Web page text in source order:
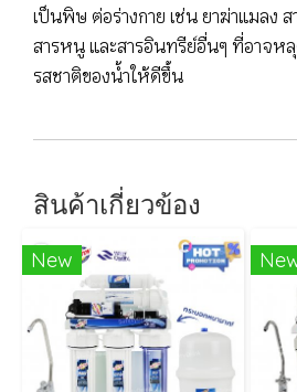
เป็นพิษ ต่อร่างกาย เช่น ยาฆ่าแมลง ส
สารหนู และสารอินทรีย์อื่นๆ ที่อาจห
รสชาติของน้ำให้ดีขึ้น
สินค้าเกี่ยวข้อง
New